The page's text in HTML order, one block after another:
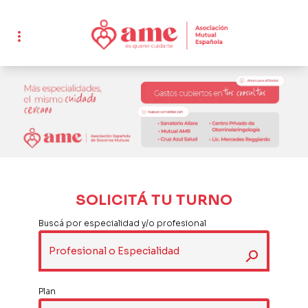
more_vert
SOLICITÁ TU TURNO
Buscá por especialidad y/o profesional
search
Profesional o Especialidad
Plan